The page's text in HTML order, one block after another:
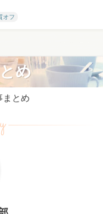
オフ
め
まとめ